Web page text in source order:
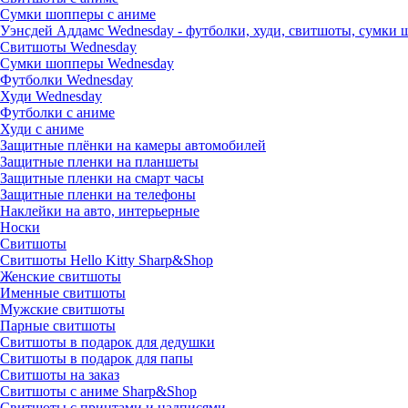
Сумки шопперы с аниме
Уэнсдей Аддамс Wednesday - футболки, худи, свитшоты, сумки
Свитшоты Wednesday
Сумки шопперы Wednesday
Футболки Wednesday
Худи Wednesday
Футболки с аниме
Худи с аниме
Защитные плёнки на камеры автомобилей
Защитные пленки на планшеты
Защитные пленки на смарт часы
Защитные пленки на телефоны
Наклейки на авто, интерьерные
Носки
Свитшоты
Cвитшоты Hello Kitty Sharp&Shop
Женские свитшоты
Именные свитшоты
Мужские свитшоты
Парные свитшоты
Свитшоты в подарок для дедушки
Свитшоты в подарок для папы
Свитшоты на заказ
Свитшоты с аниме Sharp&Shop